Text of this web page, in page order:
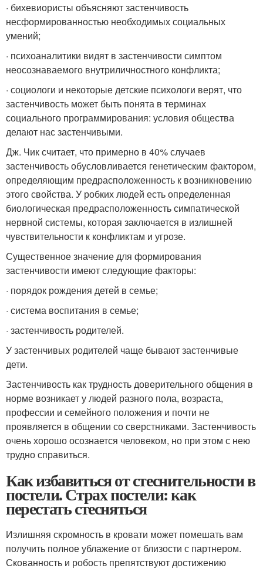
· бихевиористы объясняют застенчивость
несформированностью необходимых социальных
умений;
· психоаналитики видят в застенчивости симптом
неосознаваемого внутриличностного конфликта;
· социологи и некоторые детские психологи верят, что
застенчивость может быть понята в терминах
социального программирования: условия общества
делают нас застенчивыми.
Дж. Чик считает, что примерно в 40% случаев
застенчивость обусловливается генетическим фактором,
определяющим предрасположенность к возникновению
этого свойства. У робких людей есть определенная
биологическая предрасположенность симпатической
нервной системы, которая заключается в излишней
чувствительности к конфликтам и угрозе.
Существенное значение для формирования
застенчивости имеют следующие факторы:
· порядок рождения детей в семье;
· система воспитания в семье;
· застенчивость родителей.
У застенчивых родителей чаще бывают застенчивые
дети.
Застенчивость как трудность доверительного общения в
норме возникает у людей разного пола, возраста,
профессии и семейного положения и почти не
проявляется в общении со сверстниками. Застенчивость
очень хорошо осознается человеком, но при этом с нею
трудно справиться.
Как избавиться от стеснительности в
постели. Страх постели: как
перестать стесняться
Излишняя скромность в кровати может помешать вам
получить полное ублажение от близости с партнером.
Скованность и робость препятствуют достижению